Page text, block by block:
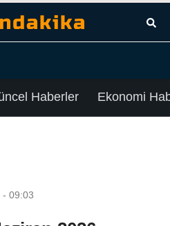
Haberler Ekonomi
- 09:03